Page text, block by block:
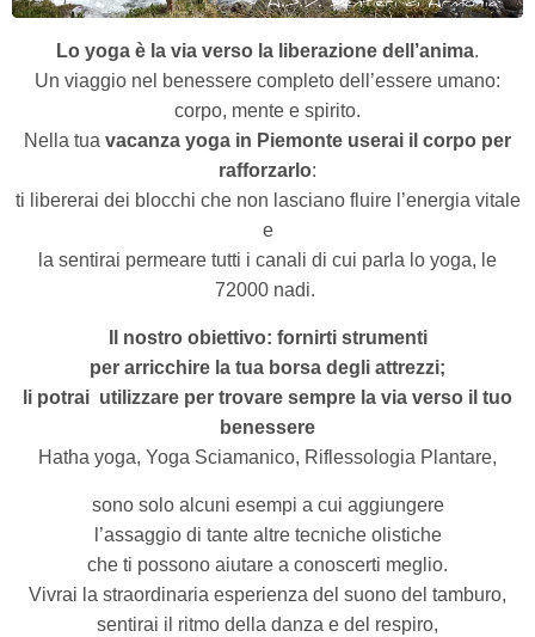
Lo yoga è la via verso la liberazione dell’anima.
Un viaggio nel benessere completo dell’essere umano:
corpo, mente e spirito.
Nella tua vacanza yoga in Piemonte userai il corpo per
rafforzarlo:
ti libererai dei blocchi che non lasciano fluire l’energia vitale
e
la sentirai permeare tutti i canali di cui parla lo yoga, le
72000 nadi.
Il nostro obiettivo: fornirti strumenti
per arricchire la tua borsa degli attrezzi;
li potrai utilizzare per trovare sempre la via verso il tuo
benessere
Hatha yoga, Yoga Sciamanico, Riflessologia Plantare,
sono solo alcuni esempi a cui aggiungere
l’assaggio di tante altre tecniche olistiche
che ti possono aiutare a conoscerti meglio.
Vivrai la straordinaria esperienza del suono del tamburo,
sentirai il ritmo della danza e del respiro,